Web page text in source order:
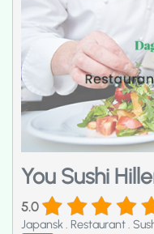
You Sushi
5.0
Japansk. Restaurant.